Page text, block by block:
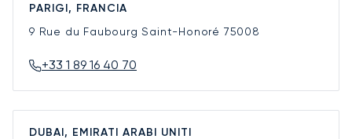
PARIGI, FRANCIA
9 Rue du Faubourg Saint-Honoré 75008
+33 1 89 16 40 70
DUBAI, EMIRATI ARABI UNITI